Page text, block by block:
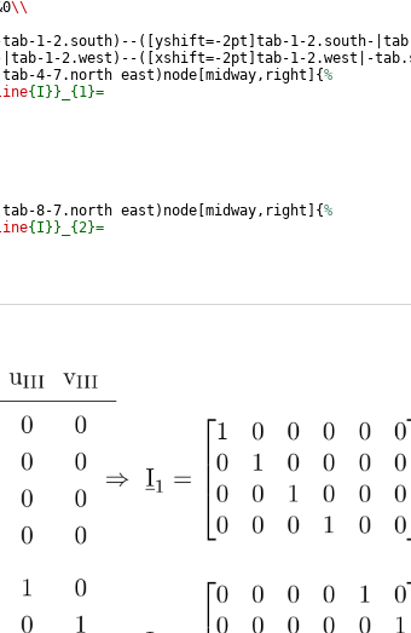
\\
1-2.south) -- ([ yshift=-2pt tab-1-2.south-
1-2.west ) -- ([ xshift=-2pt tab-1-2.west|-
tab-4-7.north east ) node midway,right {%
{I}}_{1}=
tab-8-7.north east ) node midway,right {%
{I}}_{2}=